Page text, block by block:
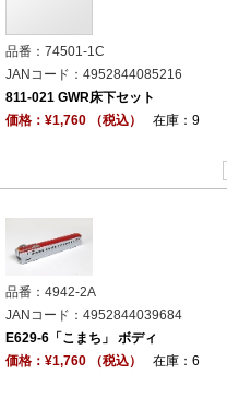
品番：74501-1C
JANコード：4952844085216
811-021 GWR床下セット
価格：¥1,760 （税込）
在庫：9
品番：4942-2A
JANコード：4952844039684
E629-6「こまち」 ボディ
価格：¥1,760 （税込）
在庫：6